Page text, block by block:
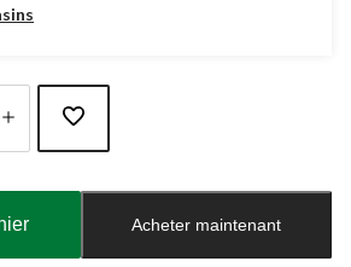
Acheter maintenant